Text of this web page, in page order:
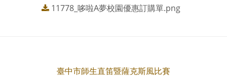
11778_哆啦A夢校園優惠訂購單.png
臺中市師生直笛暨薩克斯風比賽